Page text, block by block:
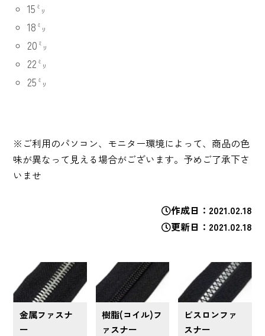
15㍉
18㍉
20㍉
22㍉
25㍉
※ご利用のパソコン、モニター環境によって、商品の色
味が異なって見える場合がございます。予めご了承下さ
いませ
作成日
2021.02.18
更新日
2021.02.18
金属ファスナ
ー
樹脂(コイル)フ
ァスナー
ビスロンファ
スナー